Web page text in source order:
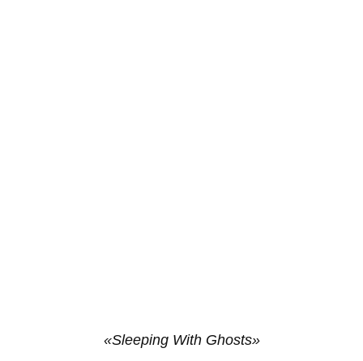
«Sleeping With Ghosts»